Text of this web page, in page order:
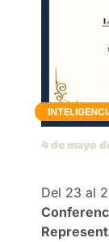
4 de mayo
Del 23 al